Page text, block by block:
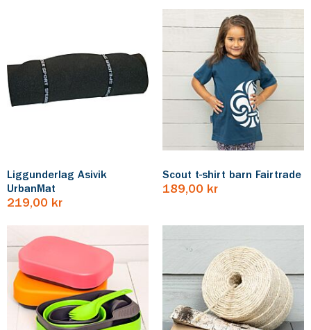
Liggunderlag Asivik
UrbanMat
219,00 kr
Scout t-shirt barn Fairtrade
189,00 kr